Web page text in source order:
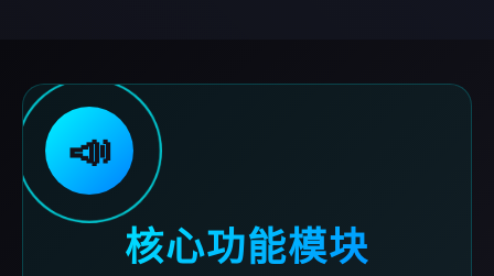
📣
核心功能模块